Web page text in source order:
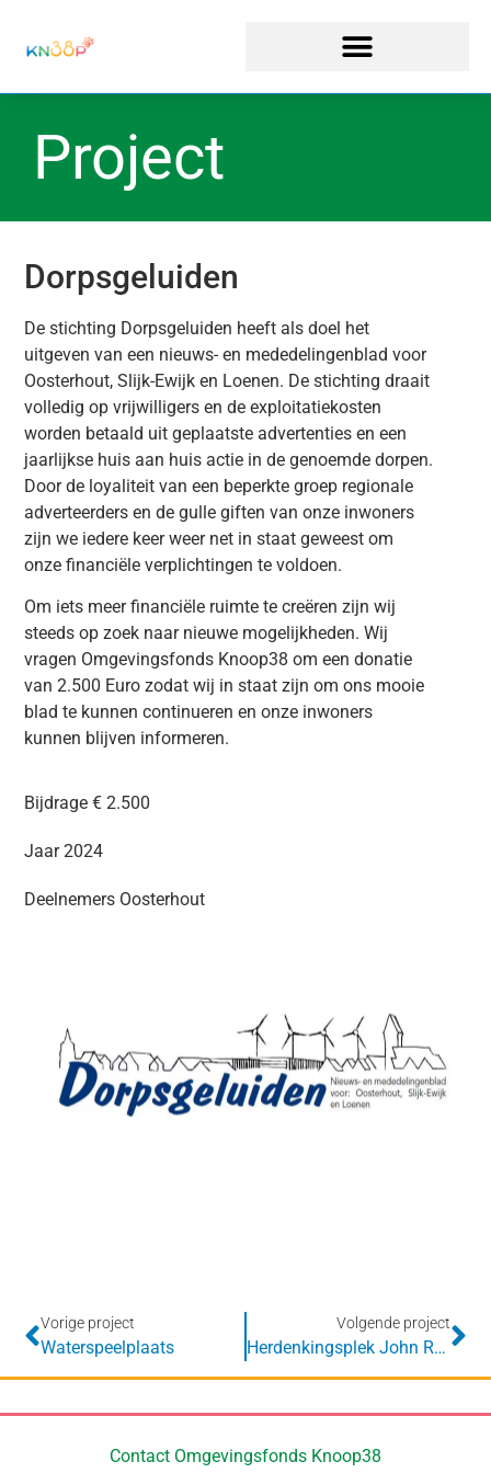
Project
Dorpsgeluiden
De stichting Dorpsgeluiden heeft als doel het
uitgeven van een nieuws- en mededelingenblad voor
Oosterhout, Slijk-Ewijk en Loenen. De stichting draait
volledig op vrijwilligers en de exploitatiekosten
worden betaald uit geplaatste advertenties en een
jaarlijkse huis aan huis actie in de genoemde dorpen.
Door de loyaliteit van een beperkte groep regionale
adverteerders en de gulle giften van onze inwoners
zijn we iedere keer weer net in staat geweest om
onze financiële verplichtingen te voldoen.
Om iets meer financiële ruimte te creëren zijn wij
steeds op zoek naar nieuwe mogelijkheden. Wij
vragen Omgevingsfonds Knoop38 om een donatie
van 2.500 Euro zodat wij in staat zijn om ons mooie
blad te kunnen continueren en onze inwoners
kunnen blijven informeren.
Bijdrage € 2.500
Jaar 2024
Deelnemers Oosterhout
Vorige project
Waterspeelplaats
Volgende project
Herdenkingsplek John R. Towle
Contact Omgevingsfonds Knoop38